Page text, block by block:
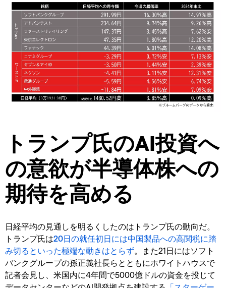
トランプ氏のAI投資へ
の意欲が半導体株への
期待を高める
日経平均の見通しを明るくしたのはトランプ氏の動向だ。
トランプ氏は20日の就任初日には中国製品への高関税に踏
み切るといった極端な動きはとらず。また21日にはソフト
バンクグループの孫正義社長らとともにホワイトハウスで
記者会見し、米国内に4年間で5000億ドルの資金を投じて